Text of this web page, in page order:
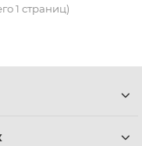
1 страниц)